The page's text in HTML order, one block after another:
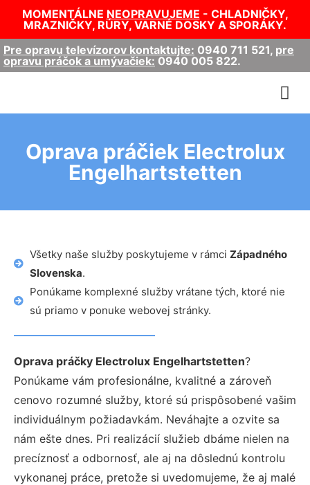
MOMENTÁLNE NEOPRAVUJEME - CHLADNIČKY,
MRAZNIČKY, RÚRY, VARNÉ DOSKY A SPORÁKY.
Pre opravu televízorov kontaktujte: 0940 711 521, pre
opravu práčok a umývačiek: 0940 005 822.
Oprava práčiek Electrolux
Engelhartstetten
Všetky naše služby poskytujeme v rámci Západného
Slovenska.
Ponúkame komplexné služby vrátane tých, ktoré nie
sú priamo v ponuke webovej stránky.
Oprava práčky Electrolux Engelhartstetten?
Ponúkame vám profesionálne, kvalitné a zároveň
cenovo rozumné služby, ktoré sú prispôsobené vašim
individuálnym požiadavkám. Neváhajte a ozvite sa
nám ešte dnes. Pri realizácií služieb dbáme nielen na
precíznosť a odbornosť, ale aj na dôslednú kontrolu
vykonanej práce, pretože si uvedomujeme, že aj malé